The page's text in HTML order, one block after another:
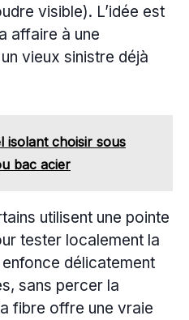
visible). L’idée est
affaire à une
vieux sinistre déjà
isolant choisir sous
bac acier
utilisent une pointe
tester localement la
délicatement
sans percer la
fibre offre une vraie